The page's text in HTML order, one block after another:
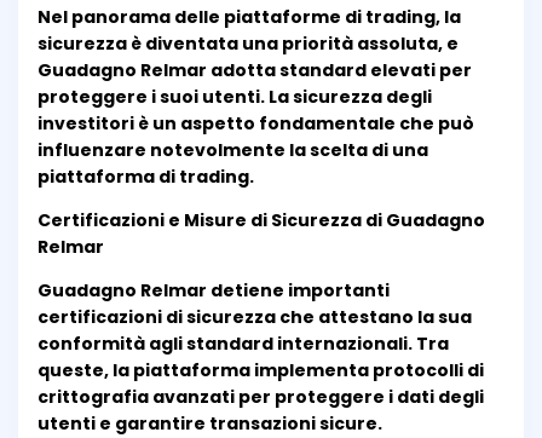
Nel panorama delle piattaforme di trading, la
sicurezza è diventata una priorità assoluta, e
Guadagno Relmar adotta standard elevati per
proteggere i suoi utenti. La sicurezza degli
investitori è un aspetto fondamentale che può
influenzare notevolmente la scelta di una
piattaforma di trading.
Certificazioni e Misure di Sicurezza di Guadagno
Relmar
Guadagno Relmar detiene importanti
certificazioni di sicurezza che attestano la sua
conformità agli standard internazionali. Tra
queste, la piattaforma implementa protocolli di
crittografia avanzati per proteggere i dati degli
utenti e garantire transazioni sicure.